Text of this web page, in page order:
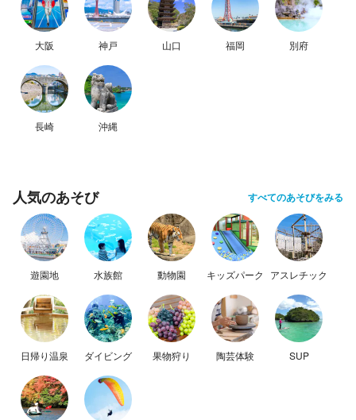
大阪 神戸 山口 福岡 別府
長崎 沖縄
人気のあそび すべてのあそびをみる
遊園地 水族館 動物園 キッズパーク アスレチック
日帰り温泉 ダイビング 果物狩り 陶芸体験 SUP